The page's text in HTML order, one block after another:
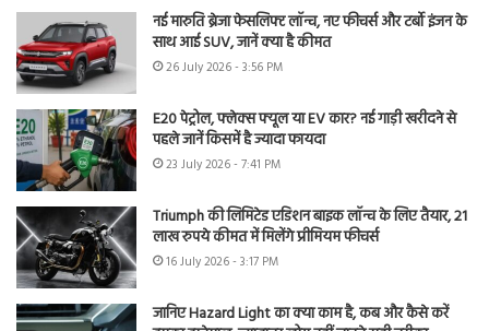
नई मारुति ब्रेजा फेसलिफ्ट लॉन्च, नए फीचर्स और टर्बो इंजन के
साथ आई SUV, जानें क्या है कीमत
26 July 2026 - 3:56 PM
E20 पेट्रोल, फ्लेक्स फ्यूल या EV कार? नई गाड़ी खरीदने से
पहले जानें किसमें है ज्यादा फायदा
23 July 2026 - 7:41 PM
Triumph की लिमिटेड एडिशन बाइक लॉन्च के लिए तैयार, 21
लाख रुपये कीमत में मिलेंगे प्रीमियम फीचर्स
16 July 2026 - 3:17 PM
जानिए Hazard Light का क्या काम है, कब और कैसे करें